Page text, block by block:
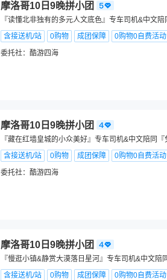
摩洛哥10日9晚拼小团
『读懂北非独有的多元人文底色』专车司机&中文
含接送机/站
0购物 成团保障 0购物0自费活动
委托社： 酷游四海
摩洛哥10日9晚拼小团
『藏在红墙皇城的小众美好』专车司机&中文陪同
含接送机/站
0购物 成团保障 0购物0自费活动
委托社： 酷游四海
摩洛哥10日9晚拼小团
『慢逛小镇&静赏大漠落日星河』专车司机&中文陪
含接送机/站
0购物 成团保障 0购物0自费活动